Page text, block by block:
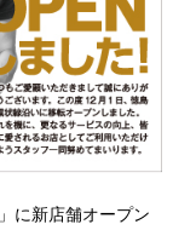
に新店舗オープン